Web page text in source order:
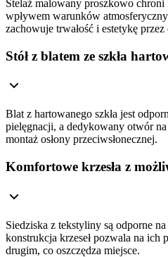
Stelaż malowany proszkowo chroni
wpływem warunków
zachowuje trwałość i estetykę przez
Stół z blatem ze szkła
Blat z hartowanego szkła jest
pielęgnacji, a dedykowany otwór
montaż osłony przeciwsłonecznej.
Komfortowe krzesła z
Siedziska z tekstyliny są odporne
konstrukcja krzeseł pozwala na ich
drugim, co oszczędza miejsce.